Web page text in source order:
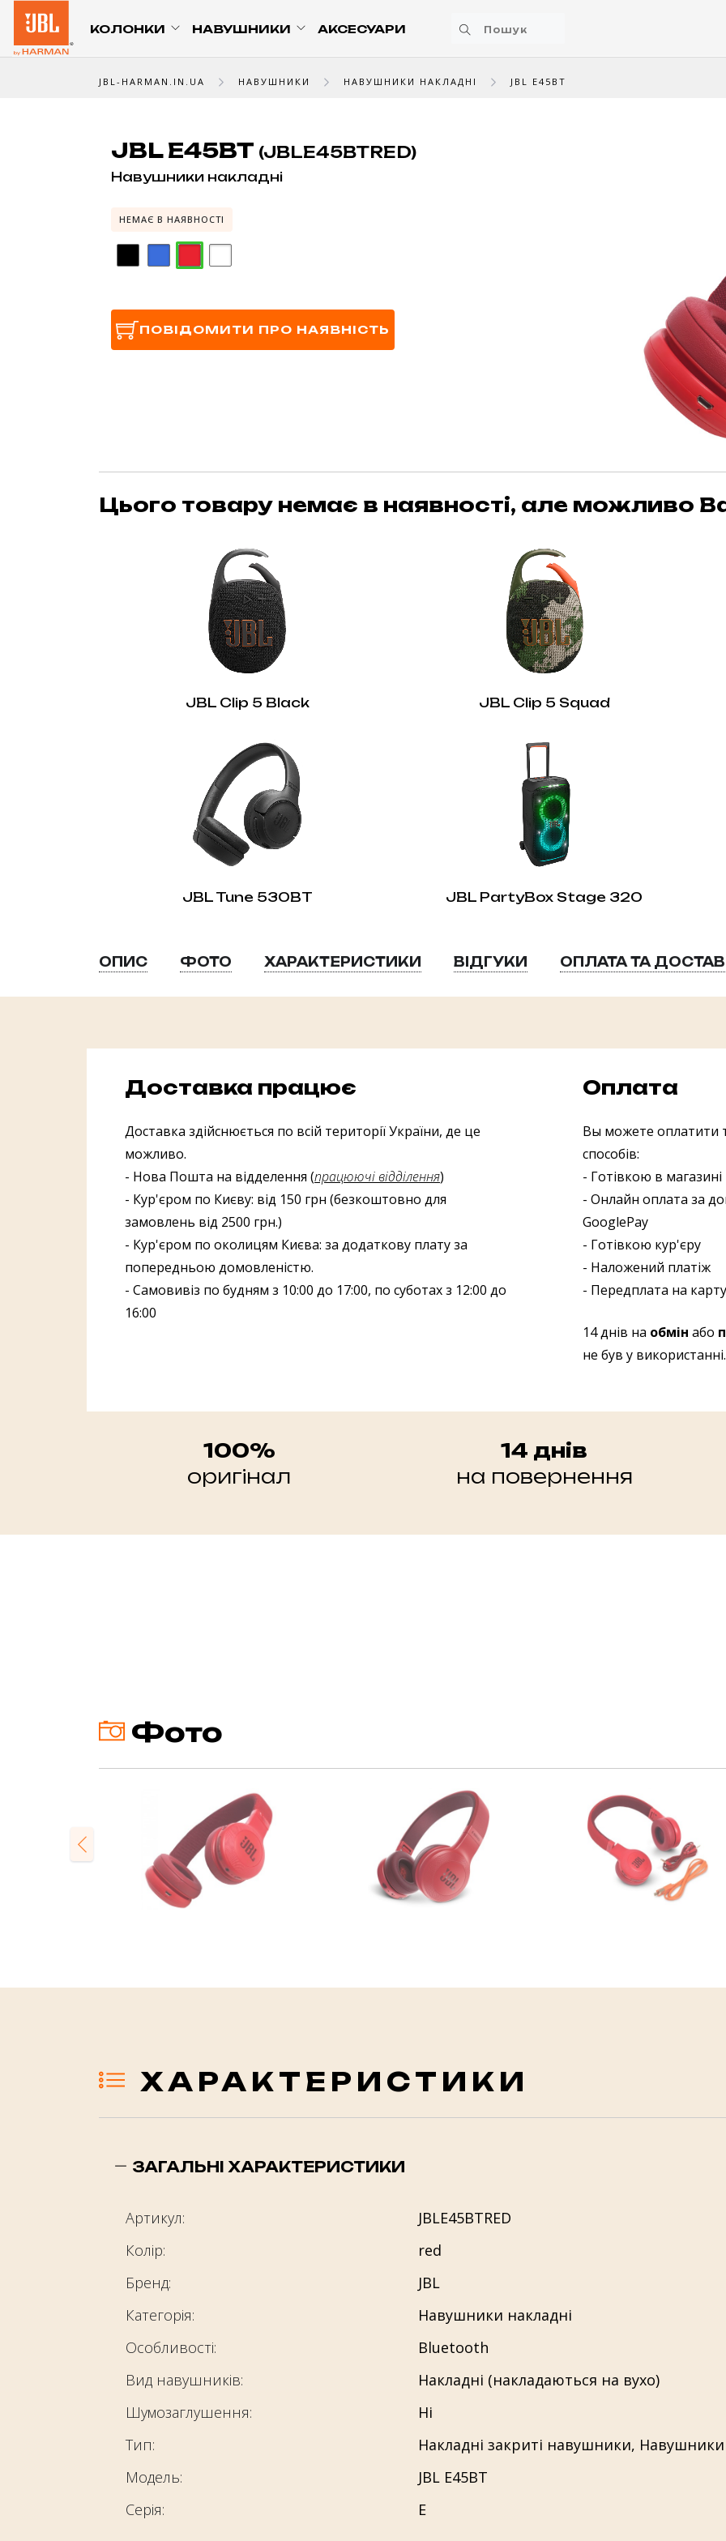
КОЛОНКИ НАВУШНИКИ АКСЕСУАРИ
JBL-HARMAN.IN.UA НАВУШНИКИ НАВУШНИКИ НАКЛАДНІ JBL E45BT
JBL E45BT (JBLE45BTRED)
Навушники накладні
НЕМАЄ В НАЯВНОСТІ
ПОВІДОМИТИ ПРО НАЯВНІСТЬ
Цього товару немає в наявності, але можливо
JBL Clip 5 Black JBL Clip 5 Squad
JBL Tune 530BT JBL PartyBox Stage 320
ОПИС ФОТО ХАРАКТЕРИСТИКИ ВІДГУКИ ОПЛАТА ТА
Доставка працює
Доставка здійснюється по всій території України, де це
можливо.
- Нова Пошта на відделення (працюючі відділення)
- Кур'єром по Києву: від 150 грн (безкоштовно для
замовлень від 2500 грн.)
- Кур'єром по околицям Києва: за додаткову плату за
попередньою домовленістю.
- Самовивіз по будням з 10:00 до 17:00, по суботах з 12:00 до
16:00
Оплата
Вы можете оплатити
способів:
- Готівкою в магазині
- Онлайн оплата за
GooglePay
- Готівкою кур'єру
- Наложений платіж
- Передплата на
14 днів на обмін або
не був у використанні.
100%
оригінал
14 днів
на повернення
Фото
Previous
ХАРАКТЕРИСТИКИ
ЗАГАЛЬНІ ХАРАКТЕРИСТИКИ
Артикул:
JBLE45BTRED
Колір:
red
Бренд:
JBL
Категорія:
Навушники накладні
Особливості:
Bluetooth
Вид навушників:
Накладні (накладаються на вухо)
Шумозаглушення:
Ні
Тип:
Накладні закриті навушники, Навушники
Модель:
JBL E45BT
Серія:
E